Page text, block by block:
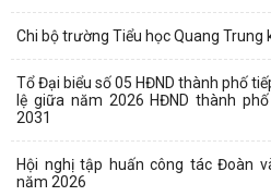
Chi bộ trường Tiểu học Quang Trung
Tổ Đại biểu số 05 HĐND thành phố
lệ giữa năm 2026 HĐND thành
2031
Hội nghị tập huấn công tác Đoàn
năm 2026